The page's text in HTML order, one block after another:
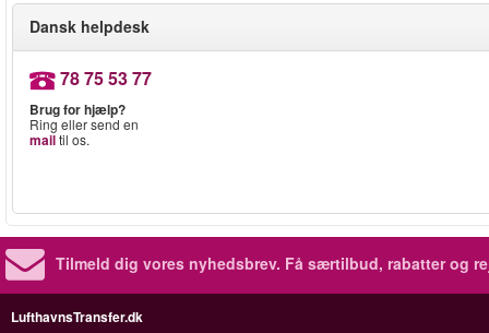
Dansk helpdesk
78 75 53 77
Brug for hjælp?
Ring eller send en
mailtil os.
Tilmeld dig vores nyhedsbrev. Få særtilbud, rabatter og
LufthavnsTransfer.dk